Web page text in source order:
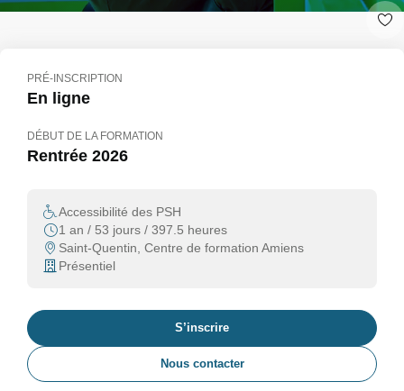
PRÉ-INSCRIPTION
En ligne
DÉBUT DE LA FORMATION
Rentrée 2026
Accessibilité des PSH
1 an / 53 jours / 397.5 heures
Saint-Quentin, Centre de formation Amiens
Présentiel
S’inscrire
Nous contacter